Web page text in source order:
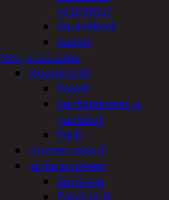
kaiuttimet
Kuulokkeet
Radiot
Koti ja sisustus
Huonekalut
Kaapit
Kenkätelineet ja
naulakot
Peilit
Huonetuoksut
Juhlatarvikkeet
Koristelu
Paketointi